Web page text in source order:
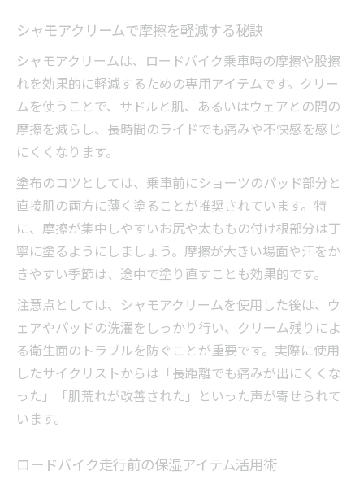
シャモアクリームで摩擦を軽減する秘訣
シャモアクリームは、ロードバイク乗車時の摩擦や股擦
れを効果的に軽減するための専用アイテムです。クリー
ムを使うことで、サドルと肌、あるいはウェアとの間の
摩擦を減らし、長時間のライドでも痛みや不快感を感じ
にくくなります。
塗布のコツとしては、乗車前にショーツのパッド部分と
直接肌の両方に薄く塗ることが推奨されています。特
に、摩擦が集中しやすいお尻や太ももの付け根部分は丁
寧に塗るようにしましょう。摩擦が大きい場面や汗をか
きやすい季節は、途中で塗り直すことも効果的です。
注意点としては、シャモアクリームを使用した後は、ウ
ェアやパッドの洗濯をしっかり行い、クリーム残りによ
る衛生面のトラブルを防ぐことが重要です。実際に使用
したサイクリストからは「長距離でも痛みが出にくくな
った」「肌荒れが改善された」といった声が寄せられて
います。
ロードバイク走行前の保湿アイテム活用術